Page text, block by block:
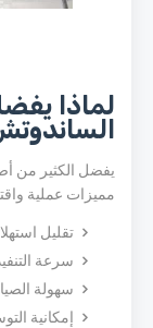
لماذا
يفضل الكثير من
مميزات عملية
تقليل
سرعة
سهولة
إمكانية